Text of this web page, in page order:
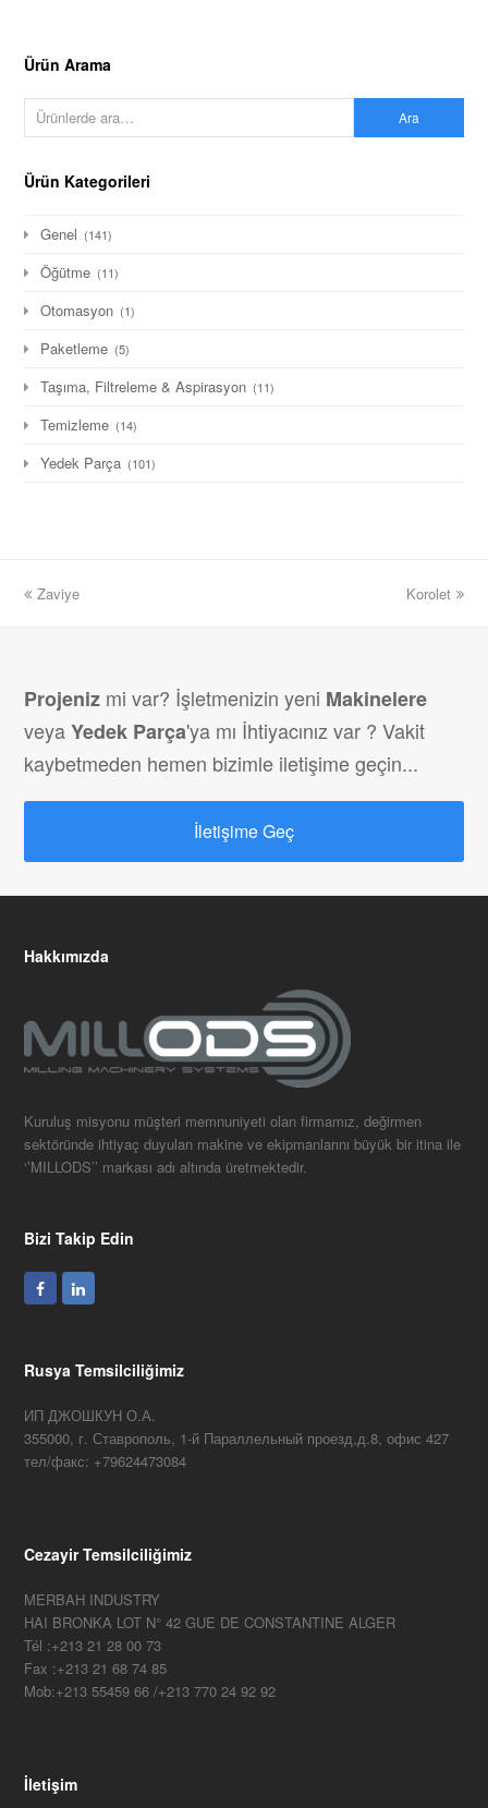
Ürün Arama
Ara
Ürün Kategorileri
Genel (141)
Öğütme (11)
Otomasyon (1)
Paketleme (5)
Taşıma, Filtreleme & Aspirasyon (11)
Temizleme (14)
Yedek Parça (101)
previous
Zaviye
next
Korolet
Projeniz mi var? İşletmenizin yeni Makinelere
veyaYedek Parça'ya mı İhtiyacınız var ? Vakit
kaybetmeden hemen bizimle iletişime geçin...
İletişime Geç
Hakkımızda
Kuruluş misyonu müşteri memnuniyeti olan firmamız, değirmen
sektöründe ihtiyaç duyulan makine ve ekipmanlarını büyük bir itina ile
‘’MILLODS’’ markası adı altında üretmektedir.
Bizi Takip Edin
FacebookLinkedIn
Rusya Temsilciliğimiz
ИП ДЖОШКУН О.А.
355000, г. Ставрополь, 1-й Параллельный проезд,д.8, офис 427
тел/факс: +79624473084
Cezayir Temsilciliğimiz
MERBAH INDUSTRY
HAI BRONKA LOT N° 42 GUE DE CONSTANTINE ALGER
Tél :+213 21 28 00 73
Fax :+213 21 68 74 85
Mob:+213 55459 66 /+213 770 24 92 92
İletişim